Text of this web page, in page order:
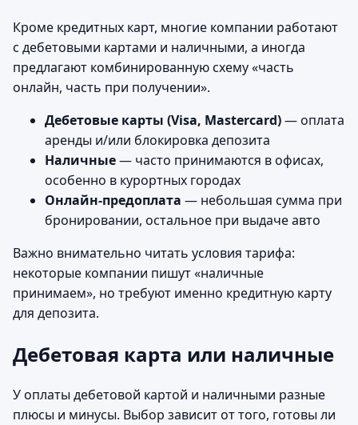
Кроме кредитных карт, многие компании работают
с дебетовыми картами и наличными, а иногда
предлагают комбинированную схему «часть
онлайн, часть при получении».
Дебетовые карты (Visa, Mastercard)— оплата
аренды и/или блокировка депозита
Наличные— часто принимаются в офисах,
особенно в курортных городах
Онлайн‑предоплата — небольшая сумма при
бронировании, остальное при выдаче авто
Важно внимательно читать условия тарифа:
некоторые компании пишут «наличные
принимаем», но требуют именно кредитную карту
для депозита.
Дебетовая карта или наличные
У оплаты дебетовой картой и наличными разные
плюсы и минусы. Выбор зависит от того, готовы ли